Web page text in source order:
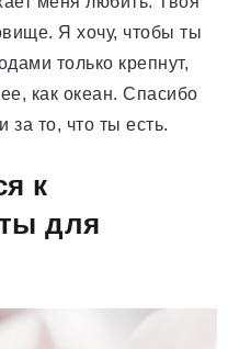
Я хочу, чтобы ты
только крепнут,
как океан. Спасибо
за то, что ты есть.
к
для